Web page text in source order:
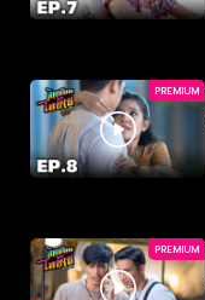
PREMIUM
PREMIUM